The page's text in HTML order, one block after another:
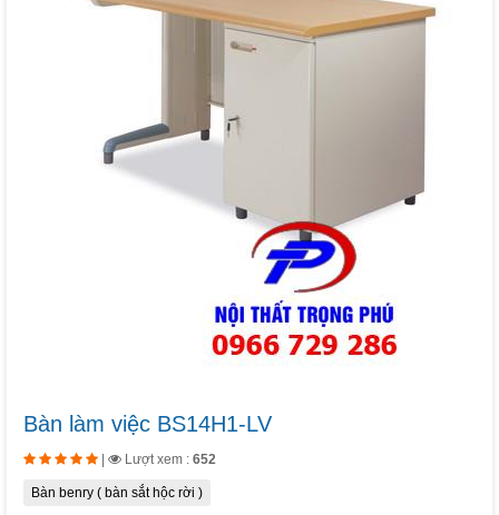
Bàn làm việc BS14H1-LV
Lượt xem : 652
Bàn benry ( bàn sắt hộc rời )